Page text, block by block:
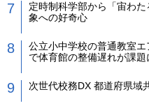
定時制科学部から「宙わ
象への好奇心
公立小中学校の普通教室
で体育館の整備遅れが課題
次世代校務DX 都道府県域